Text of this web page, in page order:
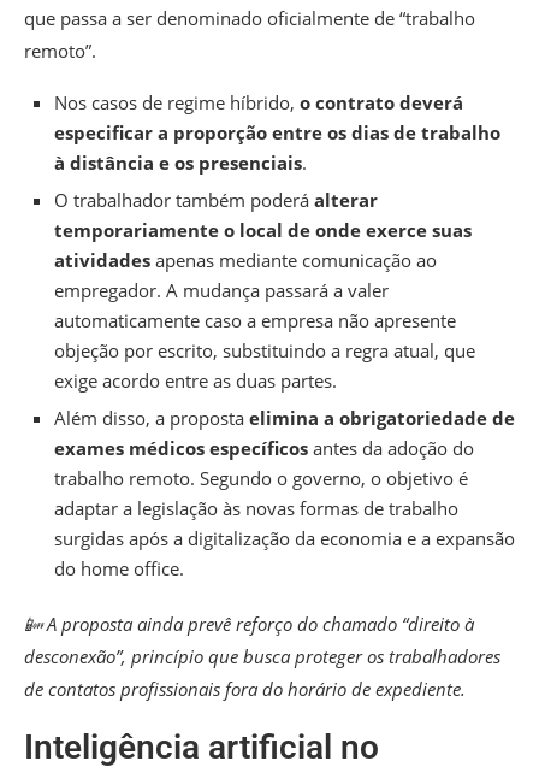
que passa a ser denominado oficialmente de “trabalho
remoto”.
Nos casos de regime híbrido, o contrato deverá
especificar a proporção entre os dias de trabalho
à distância e os presenciais.
O trabalhador também poderá alterar
temporariamente o local de onde exerce suas
atividades apenas mediante comunicação ao
empregador. A mudança passará a valer
automaticamente caso a empresa não apresente
objeção por escrito, substituindo a regra atual, que
exige acordo entre as duas partes.
Além disso, a proposta elimina a obrigatoriedade de
exames médicos específicos antes da adoção do
trabalho remoto. Segundo o governo, o objetivo é
adaptar a legislação às novas formas de trabalho
surgidas após a digitalização da economia e a expansão
do home office.
📴 A proposta ainda prevê reforço do chamado “direito à
desconexão”, princípio que busca proteger os trabalhadores
de contatos profissionais fora do horário de expediente.
Inteligência artificial no